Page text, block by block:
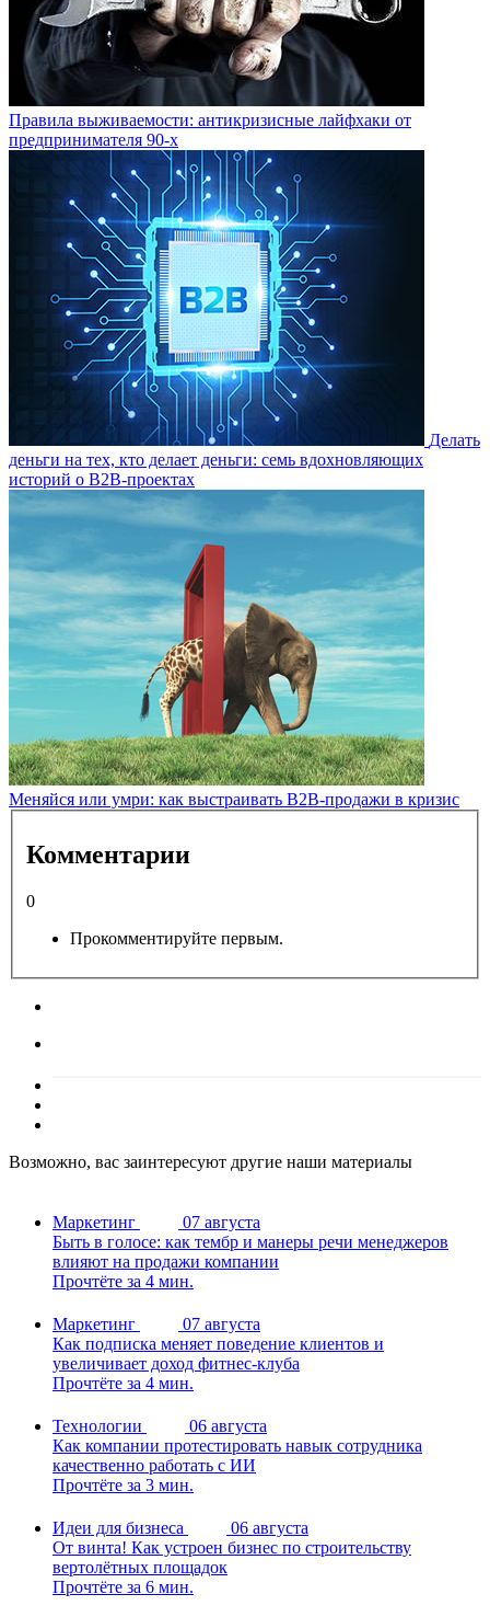
Правила выживаемости: антикризисные лайфхаки от
предпринимателя 90-х
Делать
деньги на тех, кто делает деньги: семь вдохновляющих
историй о B2B-проектах
Меняйся или умри: как выстраивать B2B-продажи в кризис
Комментарии
0
Прокомментируйте первым.
Возможно, вас заинтересуют другие наши материалы
Маркетинг
07 августа
Быть в голосе: как тембр и манеры речи менеджеров
влияют на продажи компании
Прочтёте за 4 мин.
Маркетинг
07 августа
Как подписка меняет поведение клиентов и
увеличивает доход фитнес-клуба
Прочтёте за 4 мин.
Технологии
06 августа
Как компании протестировать навык сотрудника
качественно работать с ИИ
Прочтёте за 3 мин.
Идеи для бизнеса
06 августа
От винта! Как устроен бизнес по строительству
вертолётных площадок
Прочтёте за 6 мин.